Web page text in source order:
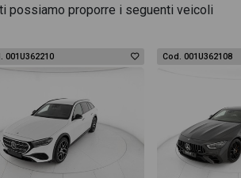
come l'alimentazione, dati tecnici,
53 4Matic+ EQ-Boost AMG dispone di
della pagina AMG Classe E SW
veicolo.
possiamo proporre i seguenti veicoli
001U362210 Cod. 001U362108